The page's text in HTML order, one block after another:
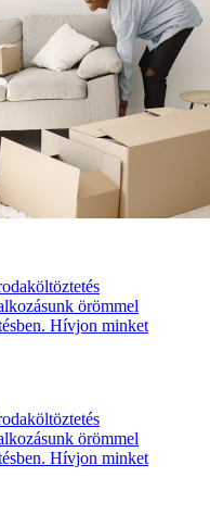
örömmel
Hívjon minket
örömmel
Hívjon minket